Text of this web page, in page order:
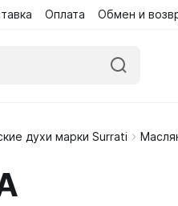
Оплата Обмен и
Абаи
духи марки Surrati